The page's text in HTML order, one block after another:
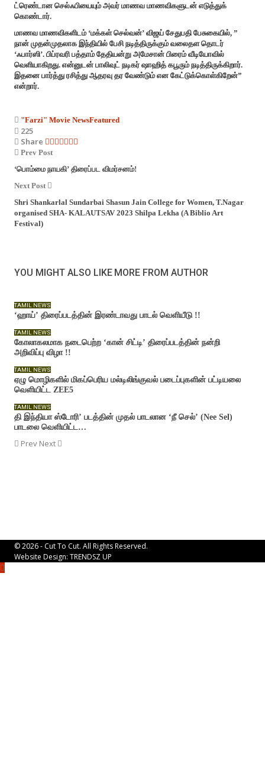
ட்ரெண்டான செல்ஃபியையும் அவர் மாணவ மாணவிகளுடன் எடுத்துக்
கொண்டார்.
மாணவ மாணவிகளிடம் ‘மக்கள் செல்வன்’ விஜய் சேதுபதி பேசுகையில், ”
நான் முதன்முதலாக இந்தியில் பேசி நடித்திருக்கும் வலைதள தொடர்
‘ஃபார்ஸி’. பிப்ரவரி பத்தாம் தேதியன்று அமேசான் பிரைம் வீடியோவில்
வெளியாகிறது. என்னுடன் பாலிவுட் நடிகர் ஷாஹித் கபூரும் நடித்திருக்கிறார்.
இதனை பார்த்து ரசித்து ஆதரவு தர வேண்டும் என கேட்டுக்கொள்கிறேன்”
என்றார்.
"Farzi" Movie NewsFeatured
225
Share
Prev Post
‘பொம்மை நாயகி’ திரைப்பட விமர்சனம்!
Next Post
Shri Shankarlal Sundarbai Shasun Jain College for Women, T.Nagar
organised SHA- KALAUTSAV 2023 Shilpa Lekha (A Biblio Art
Festival)
YOU MIGHT ALSO LIKE MORE FROM AUTHOR
TAMIL NEWS
‘ஹாய்’ திரைப்படத்தின் இரண்டாவது பாடல் வெளியீடு !!
TAMIL NEWS
கோலாகலமாக நடைபெற்ற ‘கான் சிட்டி’ திரைப்படத்தின் நன்றி
அறிவிப்பு விழா !!
TAMIL NEWS
ஏழு மொழிகளில் மிகப்பெரிய மல்டிலிங்குவல் படைப்புகளின் பட்டியலை
வெளியிட்ட ZEE5
TAMIL NEWS
தி இந்தியா ஸ்டோரி’ படத்தின் முதல் பாடலான ‘நீ செல்’ (Nee Sel)
பாடலை வெளியிட்ட…
Prev Next
© 2026 - Cut To Cut. All Rights Reserved.
Website Design: TRENDSZ UP